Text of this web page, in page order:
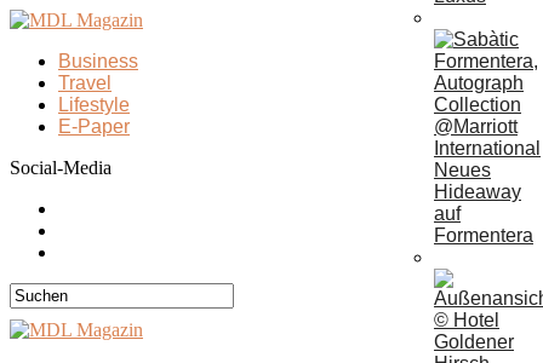
Business
Travel
Lifestyle
E-Paper
Social-Media
Neues
Hideaway
auf
Formentera